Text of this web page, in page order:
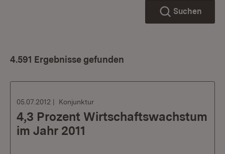
Suchen
4.591 Ergebnisse gefunden
05.07.2012 Konjunktur
4,3 Prozent Wirtschaftswachstum
im Jahr 2011